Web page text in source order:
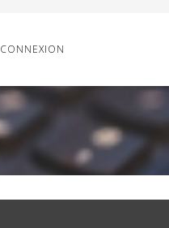
CONNEXION